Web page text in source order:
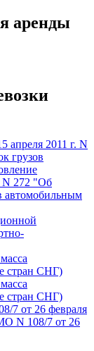
аренды
апреля 2011 г. N
грузов
N 272 "Об
автомобильным
стран СНГ)
стран СНГ)
7 от 26 февраля
N 108/7 от 26